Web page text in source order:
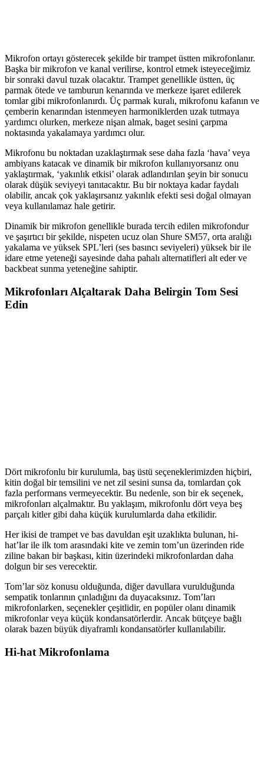
Mikrofon ortayı gösterecek şekilde bir trampet üstten mikrofonlanır.
Başka bir mikrofon ve kanal verilirse, kontrol etmek isteyeceğimiz
bir sonraki davul tuzak olacaktır. Trampet genellikle üstten, üç
parmak ötede ve tamburun kenarında ve merkeze işaret edilerek
tomlar gibi mikrofonlanırdı. Üç parmak kuralı, mikrofonu kafanın ve
çemberin kenarından istenmeyen harmoniklerden uzak tutmaya
yardımcı olurken, merkeze nişan almak, baget sesini çarpma
noktasında yakalamaya yardımcı olur.
Mikrofonu bu noktadan uzaklaştırmak sese daha fazla ‘hava’ veya
ambiyans katacak ve dinamik bir mikrofon kullanıyorsanız onu
yaklaştırmak, ‘yakınlık etkisi’ olarak adlandırılan şeyin bir sonucu
olarak düşük seviyeyi tanıtacaktır. Bu bir noktaya kadar faydalı
olabilir, ancak çok yaklaşırsanız yakınlık efekti sesi doğal olmayan
veya kullanılamaz hale getirir.
Dinamik bir mikrofon genellikle burada tercih edilen mikrofondur
ve şaşırtıcı bir şekilde, nispeten ucuz olan Shure SM57, orta aralığı
yakalama ve yüksek SPL’leri (ses basıncı seviyeleri) yüksek bir ile
idare etme yeteneği sayesinde daha pahalı alternatifleri alt eder ve
backbeat sunma yeteneğine sahiptir.
Mikrofonları Alçaltarak Daha Belirgin Tom Sesi
Edin
Dört mikrofonlu bir kurulumla, baş üstü seçeneklerimizden hiçbiri,
kitin doğal bir temsilini ve net zil sesini sunsa da, tomlardan çok
fazla performans vermeyecektir. Bu nedenle, son bir ek seçenek,
mikrofonları alçalmaktır. Bu yaklaşım, mikrofonlu dört veya beş
parçalı kitler gibi daha küçük kurulumlarda daha etkilidir.
Her ikisi de trampet ve bas davuldan eşit uzaklıkta bulunan, hi-
hat’lar ile ilk tom arasındaki kite ve zemin tom’un üzerinden ride
ziline bakan bir başkası, kitin üzerindeki mikrofonlardan daha
dolgun bir ses verecektir.
Tom’lar söz konusu olduğunda, diğer davullara vurulduğunda
sempatik tonlarının çınladığını da duyacaksınız. Tom’ları
mikrofonlarken, seçenekler çeşitlidir, en popüler olanı dinamik
mikrofonlar veya küçük kondansatörlerdir. Ancak bütçeye bağlı
olarak bazen büyük diyaframlı kondansatörler kullanılabilir.
Hi-hat Mikrofonlama